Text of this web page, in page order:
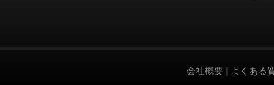
会社概要 | よくある